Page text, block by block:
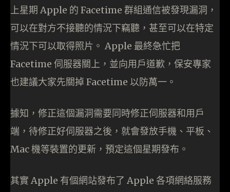
上星期 Apple 的 Facetime 群組通信被發現漏洞，
可以在對方不接聽的情況下竊聽，甚至可以在特定
情況下可以取得照片。 Apple 最終急忙把
Facetime 伺服器關上，並向用戶道歉，保安專家
也建議大家先關掉 Facetime 以防萬一。
據知，修正這個漏洞需要同時修正伺服器和用戶
端，待修正好伺服器之後，就會發放手機、平板、
Mac 機等裝置的更新，預定這個星期發布。
其實 Apple 有個網站發布了 Apple 各項網絡服務